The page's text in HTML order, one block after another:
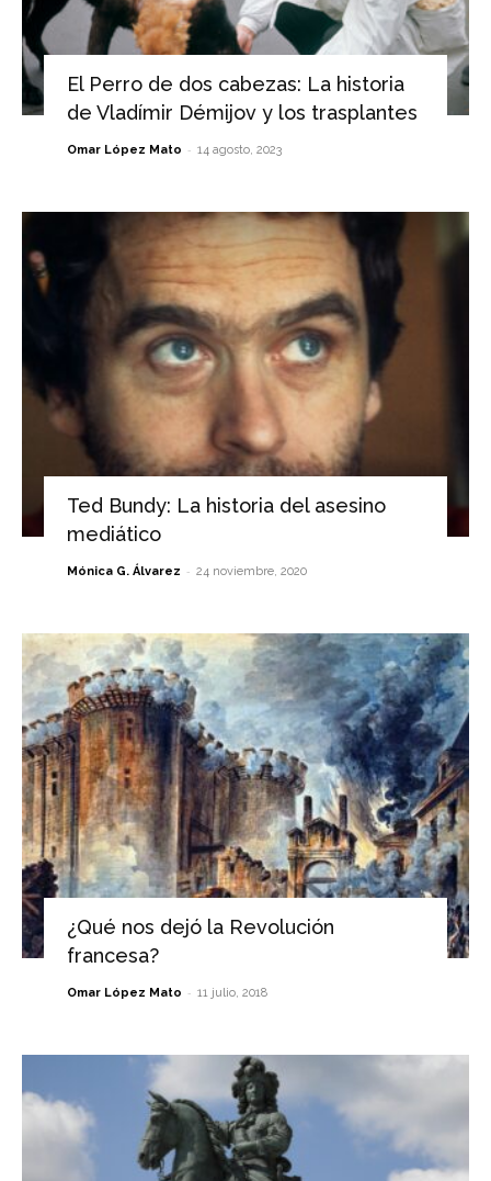
El Perro de dos cabezas: La historia
de Vladímir Démijov y los trasplantes
Omar López Mato - 14 agosto, 2023
Ted Bundy: La historia del asesino
mediático
Mónica G. Álvarez - 24 noviembre, 2020
¿Qué nos dejó la Revolución
francesa?
Omar López Mato - 11 julio, 2018